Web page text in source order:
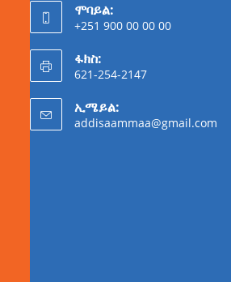
ሞባይል:
+251 900 00 00 00
ፋክስ:
621-254-2147
ኢሜይል:
addisaammaa@gmail.com